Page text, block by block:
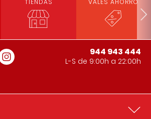
TIENDAS VALES AHORRO
944 943 444
L-S de 9:00h a 22:00h